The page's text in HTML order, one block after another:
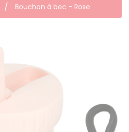
Bouchon à bec - Rose